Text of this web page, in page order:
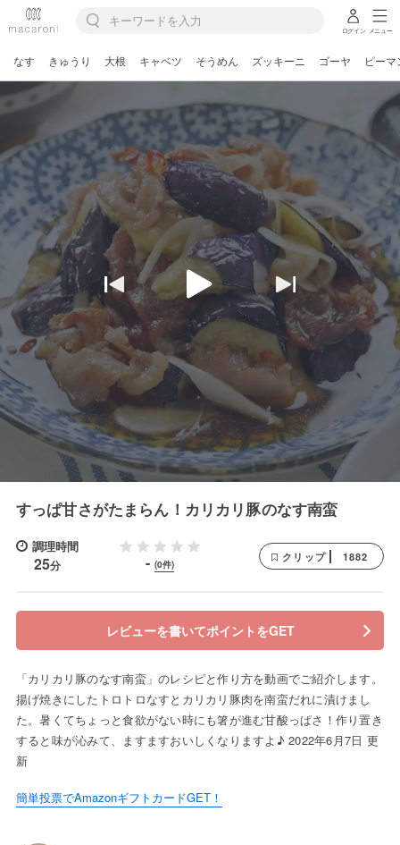
ログイン メニュー
なす きゅうり 大根 キャベツ そうめん ズッキーニ ゴーヤ ピーマ
すっぱ甘さがたまらん！カリカリ豚のなす南蛮
調理時間
25分 - (0件)
クリップ 1882
レビューを書いてポイントをGET
「カリカリ豚のなす南蛮」のレシピと作り方を動画でご紹介します。
揚げ焼きにしたトロトロなすとカリカリ豚肉を南蛮だれに漬けまし
た。暑くてちょっと食欲がない時にも箸が進む甘酸っぱさ！作り置き
すると味が沁みて、ますますおいしくなりますよ♪ 2022年6月7日 更
新
簡単投票でAmazonギフトカードGET！